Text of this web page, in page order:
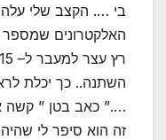
בי …. הקצב שלי
האלקטרונים
השתנה.. כך יכלת
….” כאב בטן ” קשה
זה הוא סיפר לי